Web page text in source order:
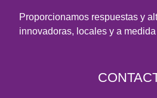
Proporcionamos respuestas y
innovadoras, locales y a